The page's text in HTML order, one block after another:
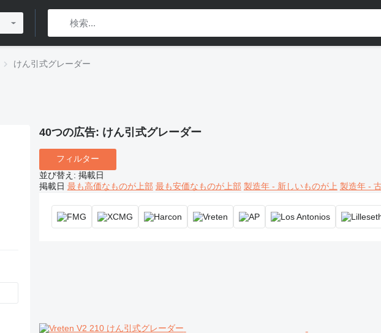
けん引式グレーダー
40つの広告: けん引式グレーダー
フィルター
並び替え : 掲載日
掲載日 最も高価なものが上部 最も安価なものが上部 製造年 - 新しいものが上 製造年 -